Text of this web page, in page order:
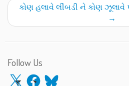
કોણ હલાવે લીંબડી ને કોણ ઝૂલાવે
→
Follow Us
X Facebook
Bluesky